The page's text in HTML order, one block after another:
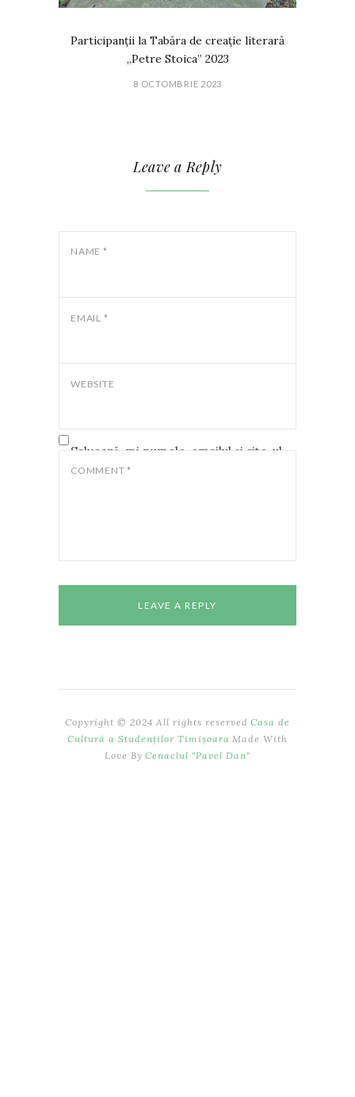
Participanții la Tabăra de creație literară
„Petre Stoica” 2023
8 OCTOMBRIE 2023
Leave a Reply
NAME *
EMAIL *
WEBSITE
Salvează-mi numele, emailul și site-ul
web în acest navigator pentru data
COMMENT *
Copyright © 2024 All rights reserved Casa de
Cultură a Studenților Timișoara Made With
Love By Cenaclul "Pavel Dan"